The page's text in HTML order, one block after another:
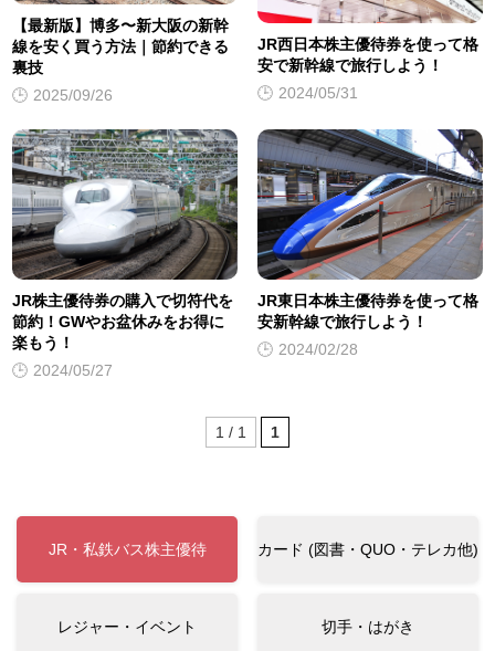
【最新版】博多〜新大阪の新幹
線を安く買う方法｜節約できる
裏技
2025/09/26
JR西日本株主優待券を使って格
安で新幹線で旅行しよう！
2024/05/31
JR株主優待券の購入で切符代を
節約！GWやお盆休みをお得に
楽もう！
2024/05/27
JR東日本株主優待券を使って格
安新幹線で旅行しよう！
2024/02/28
1 / 1 1
JR・私鉄バス株主優待 カード (図書・QUO・テレカ他)
レジャー・イベント 切手・はがき